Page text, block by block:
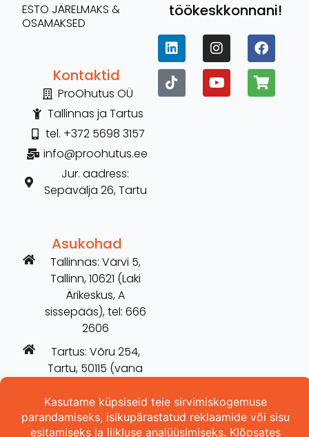
töökeskkonnani!
Kontaktid
ProOhutus OÜ
Tallinnas ja Tartus
tel. +372 5698 3157
info@proohutus.ee
Jur. aadress:
Sepavälja 26, Tartu
ESTO JÄRELMAKS &
OSAMAKSED
Asukohad
Tallinnas: Värvi 5,
Tallinn, 10621 (Laki
Ärikeskus, A
sissepääs), tel: 666
2606
Tartus: Võru 254,
Tartu, 50115 (vana
5698 3157